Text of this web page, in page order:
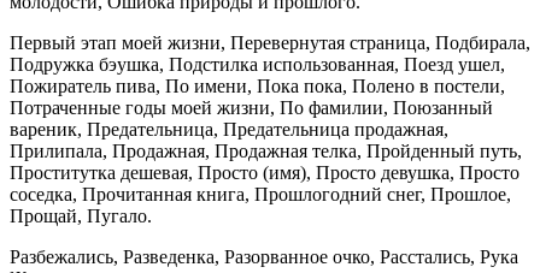
Первый этап моей жизни, Перевернутая страница, Подбирала,
Подружка бэушка, Подстилка использованная, Поезд ушел,
Пожиратель пива, По имени, Пока пока, Полено в постели,
Потраченные годы моей жизни, По фамилии, Поюзанный
вареник, Предательница, Предательница продажная,
Прилипала, Продажная, Продажная телка, Пройденный путь,
Проститутка дешевая, Просто (имя), Просто девушка, Просто
соседка, Прочитанная книга, Прошлогодний снег, Прошлое,
Прощай, Пугало.
Разбежались, Разведенка, Разорванное очко, Расстались, Рука